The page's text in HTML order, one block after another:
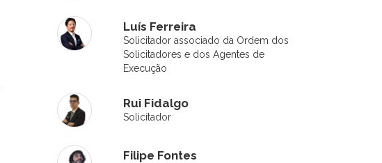
Luís Ferreira
Solicitador associado da Ordem dos
Solicitadores e dos Agentes de
Execução
Rui Fidalgo
Solicitador
Filipe Fontes